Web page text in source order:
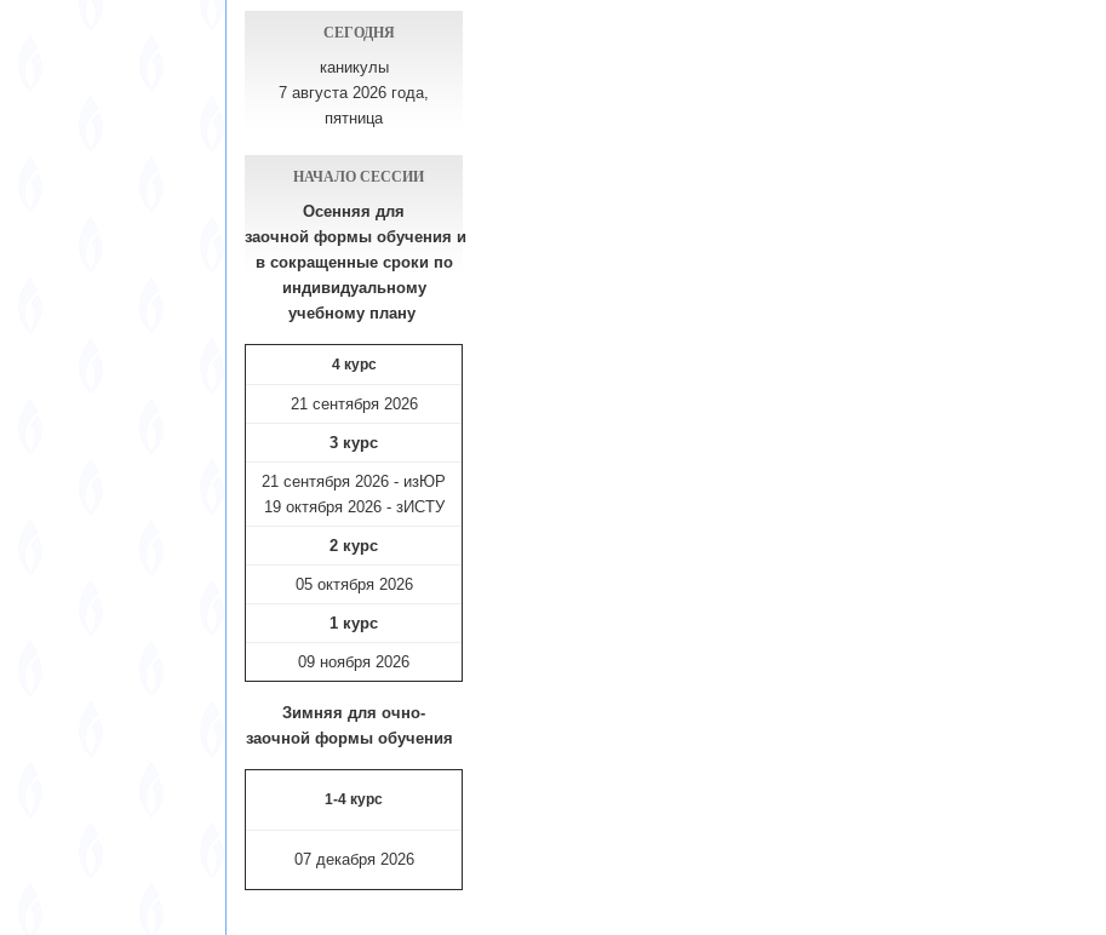
СЕГОДНЯ
каникулы
7 августа 2026 года,
пятница
НАЧАЛО СЕССИИ
Осенняя для
заочной формы обучения и
в сокращенные сроки по
индивидуальному
учебному плану​
4 курс
21 сентября 2026
3 курс
21 сентября 2026 - изЮР
19 октября 2026 - зИСТУ
2 курс
05 октября 2026
1 курс
09 ноября 2026
Зимняя для очно-
заочной формы обучения
1-4 курс
07 декабря 2026